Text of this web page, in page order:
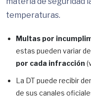
temperaturas.
Multas por
estas pueden variar
por cada infracción
La DT puede recibir
de sus canales